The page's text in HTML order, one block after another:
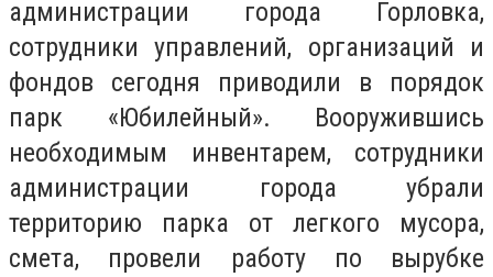
администрации города Горловка,
сотрудники управлений, организаций и
фондов сегодня приводили в порядок
парк «Юбилейный». Вооружившись
необходимым инвентарем, сотрудники
администрации города убрали
территорию парка от легкого мусора,
смета, провели работу по вырубке